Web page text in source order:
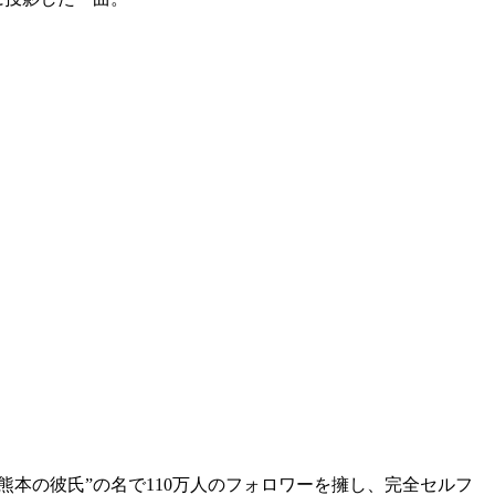
本の彼氏”の名で110万人のフォロワーを擁し、完全セルフ